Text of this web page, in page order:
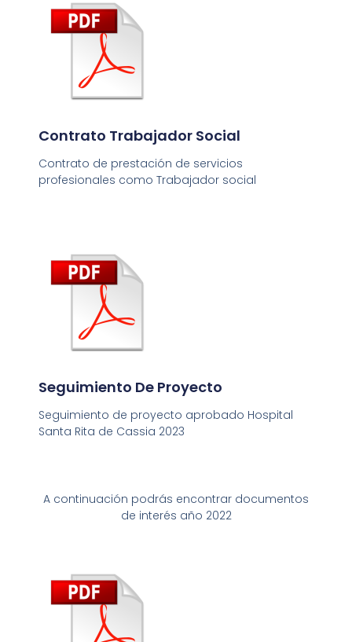
Contrato Trabajador Social
Contrato de prestación de servicios
profesionales como Trabajador social
Seguimiento De Proyecto
Seguimiento de proyecto aprobado Hospital
Santa Rita de Cassia 2023
A continuación podrás encontrar documentos
de interés año 2022